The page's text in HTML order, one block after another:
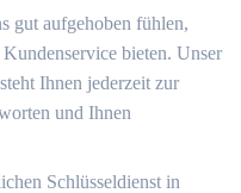
gut aufgehoben fühlen,
bieten. Unser
Ihnen jederzeit zur
und Ihnen
Schlüsseldienst in